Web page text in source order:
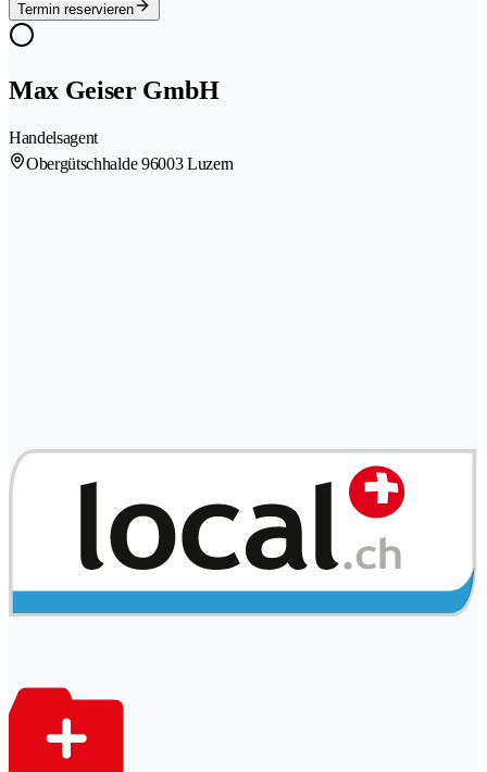
Termin reservieren
Max Geiser GmbH
Handelsagent
Obergütschhalde 96003 Luzern